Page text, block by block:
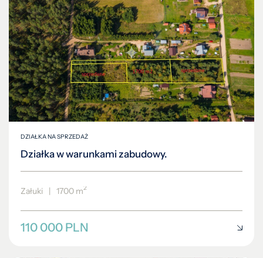
DZIAŁKA NA SPRZEDAŻ
Działka w warunkami zabudowy.
Załuki 1700 m2
110 000 PLN